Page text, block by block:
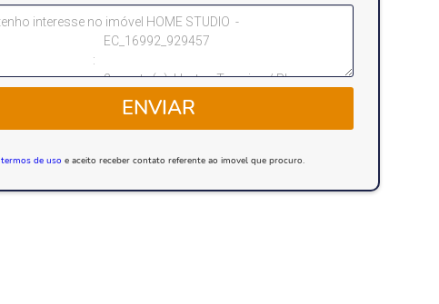
ENVIAR
termos de uso e aceito receber contato referente ao imovel que procuro.